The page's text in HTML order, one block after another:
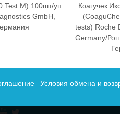
Test M) 100шт/уп
GmbH,
Коагучек
tests) Roche
Germany/Рош
Условия обмена и